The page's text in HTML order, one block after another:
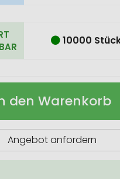
10000
den Warenkorb
Angebot anfordern